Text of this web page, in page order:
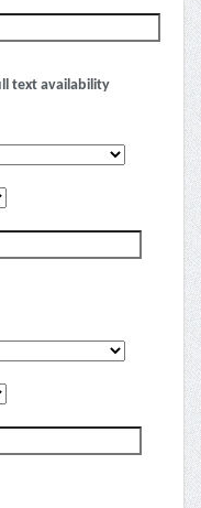
text availability